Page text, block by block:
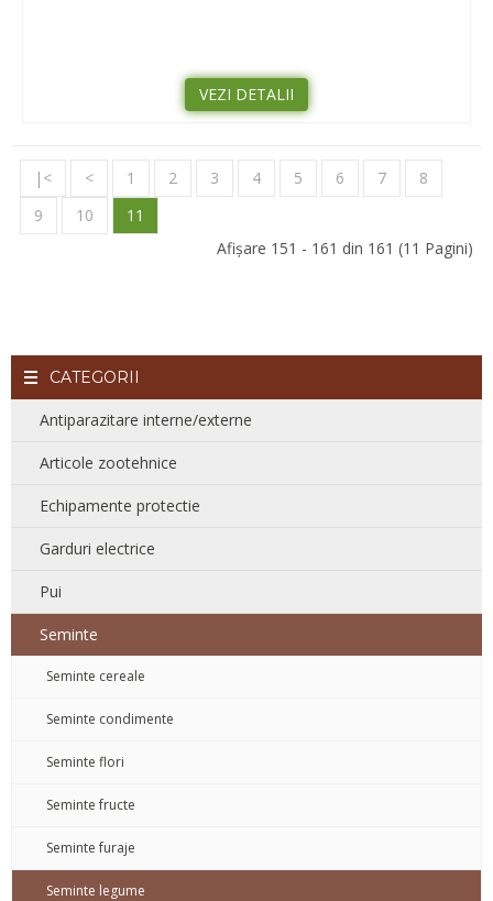
VEZI DETALII
|< < 1 2 3 4 5 6 7
8
9
10
11
Afişare 151 - 161 din 161 (11 Pagini)
CATEGORII
Antiparazitare interne/externe
Articole zootehnice
Echipamente protectie
Garduri electrice
Pui
Seminte
Seminte cereale
Seminte condimente
Seminte flori
Seminte fructe
Seminte furaje
Seminte legume